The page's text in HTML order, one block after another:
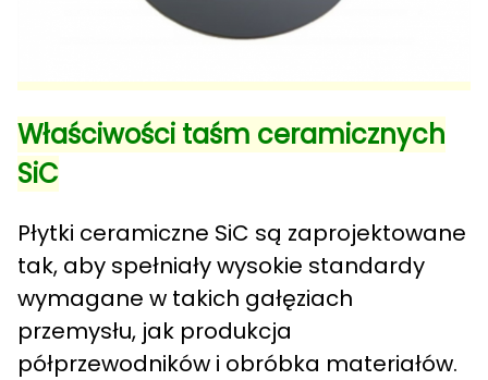
Właściwości taśm ceramicznych
SiC
Płytki ceramiczne SiC są zaprojektowane
tak, aby spełniały wysokie standardy
wymagane w takich gałęziach
przemysłu, jak produkcja
półprzewodników i obróbka materiałów.